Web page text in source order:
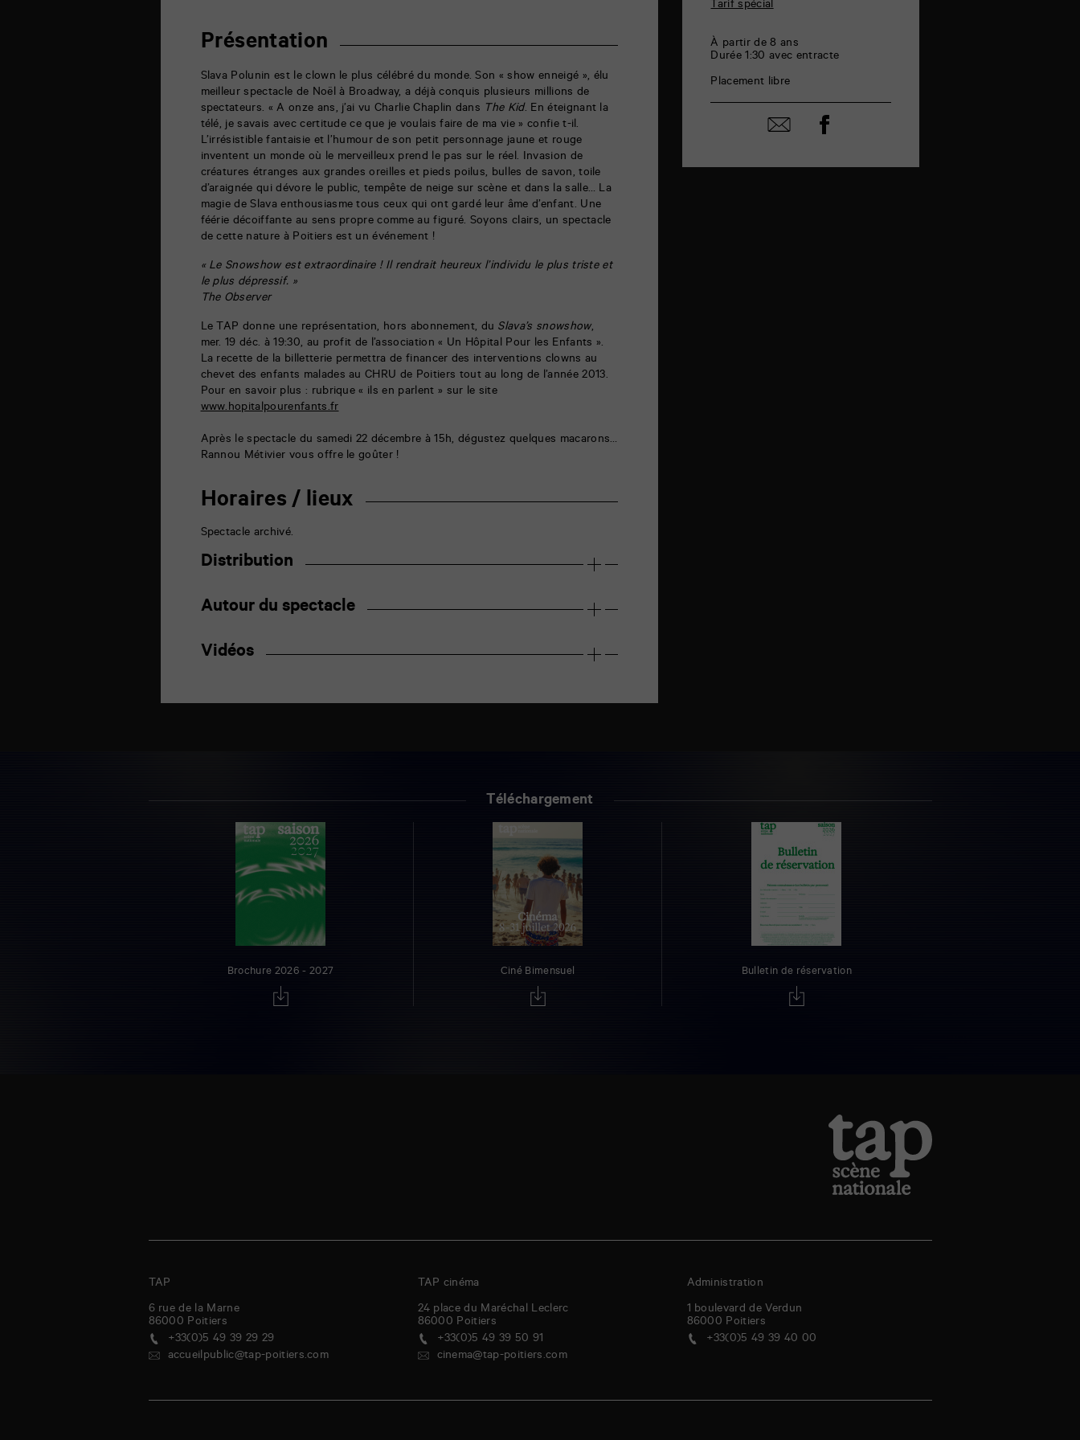
Présentation
Slava Polunin est le clown le plus célébré du monde. Son « show enneigé », élu
meilleur spectacle de Noël à Broadway, a déjà conquis plusieurs millions de
spectateurs. « A onze ans, j’ai vu Charlie Chaplin dans The Kid. En éteignant la
télé, je savais avec certitude ce que je voulais faire de ma vie » confie t-il.
L’irrésistible fantaisie et l’humour de son petit personnage jaune et rouge
inventent un monde où le merveilleux prend le pas sur le réel. Invasion de
créatures étranges aux grandes oreilles et pieds poilus, bulles de savon, toile
d’araignée qui dévore le public, tempête de neige sur scène et dans la salle… La
magie de Slava enthousiasme tous ceux qui ont gardé leur âme d’enfant. Une
féérie décoiffante au sens propre comme au figuré. Soyons clairs, un spectacle
de cette nature à Poitiers est un événement !
« Le Snowshow est extraordinaire ! Il rendrait heureux l’individu le plus triste et
le plus dépressif. »
The Observer
Le TAP donne une représentation, hors abonnement, du Slava’s snowshow,
mer. 19 déc. à 19:30, au profit de l’association « Un Hôpital Pour les Enfants ».
La recette de la billetterie permettra de financer des interventions clowns au
chevet des enfants malades au CHRU de Poitiers tout au long de l’année 2013.
Pour en savoir plus : rubrique « ils en parlent » sur le site
www.hopitalpourenfants.fr
Après le spectacle du samedi 22 décembre à 15h, dégustez quelques macarons…
Rannou Métivier vous offre le goûter !
Horaires / lieux
Spectacle archivé.
Distribution
Autour du spectacle
Vidéos
Tarif spécial
À partir de 8 ans
Durée 1:30 avec entracte
Placement libre
Partager
par
Partager
sur
Téléchargement
Brochure 2026 - 2027 Ciné Bimensuel Bulletin de réservation
TAP
6 rue de la Marne
86000 Poitiers
+33(0)5 49 39 29 29
accueilpublic@tap-poitiers.com
TAP cinéma
24 place du Maréchal Leclerc
86000 Poitiers
+33(0)5 49 39 50 91
cinema@tap-poitiers.com
Administration
1 boulevard de Verdun
86000 Poitiers
+33(0)5 49 39 40 00